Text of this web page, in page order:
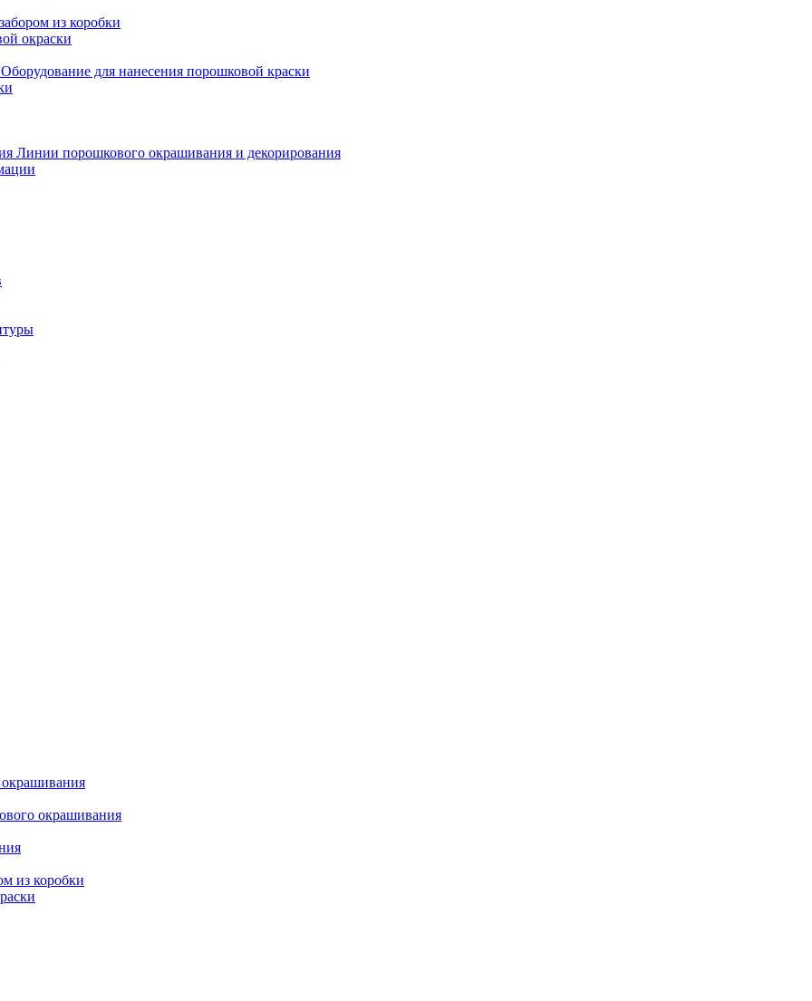
из коробки
окраски
Оборудование для нанесения порошковой краски
Линии порошкового окрашивания и декорирования
окрашивания
окрашивания
из коробки